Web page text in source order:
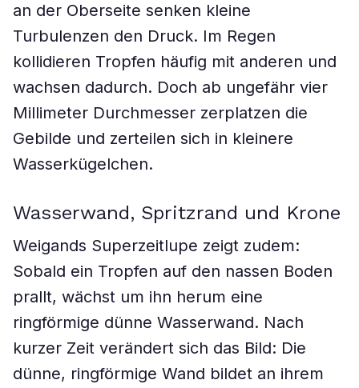
an der Oberseite senken kleine
Turbulenzen den Druck. Im Regen
kollidieren Tropfen häufig mit anderen und
wachsen dadurch. Doch ab ungefähr vier
Millimeter Durchmesser zerplatzen die
Gebilde und zerteilen sich in kleinere
Wasserkügelchen.
Wasserwand, Spritzrand und Krone
Weigands Superzeitlupe zeigt zudem:
Sobald ein Tropfen auf den nassen Boden
prallt, wächst um ihn herum eine
ringförmige dünne Wasserwand. Nach
kurzer Zeit verändert sich das Bild: Die
dünne, ringförmige Wand bildet an ihrem